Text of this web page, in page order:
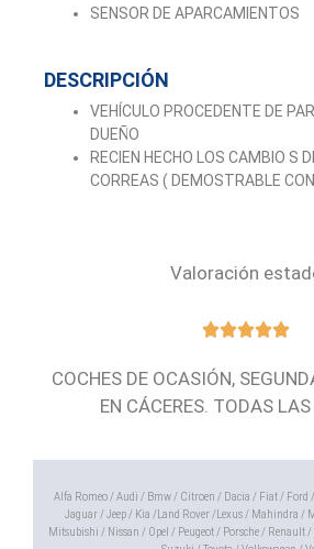
SENSOR DE APARCAMIENTOS
DESCRIPCIÓN
VEHÍCULO PROCEDENTE DE
DUEÑO
RECIEN HECHO LOS CAMBIO S
CORREAS ( DEMOSTRABLE
Valoración
COCHES DE OCASIÓN,
EN CÁCERES. TODAS
Alfa Romeo / Audi / Bmw / Citroen / Dacia / Fiat /
Jaguar / Jeep / Kia /Land Rover /Lexus / Mahindra /
Mitsubishi / Nissan / Opel / Peugeot / Porsche / Renault /